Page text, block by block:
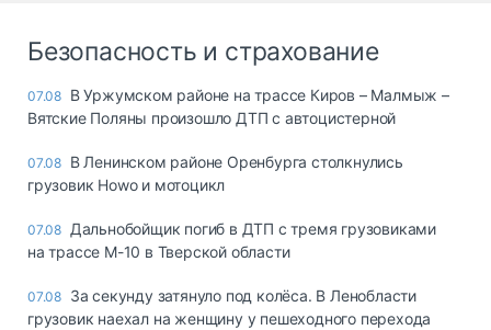
Безопасность и страхование
07.08 В Уржумском районе на трассе Киров – Малмыж –
Вятские Поляны произошло ДТП с автоцистерной
07.08 В Ленинском районе Оренбурга столкнулись
грузовик Howo и мотоцикл
07.08 Дальнобойщик погиб в ДТП с тремя грузовиками
на трассе М-10 в Тверской области
07.08 За секунду затянуло под колёса. В Ленобласти
грузовик наехал на женщину у пешеходного перехода